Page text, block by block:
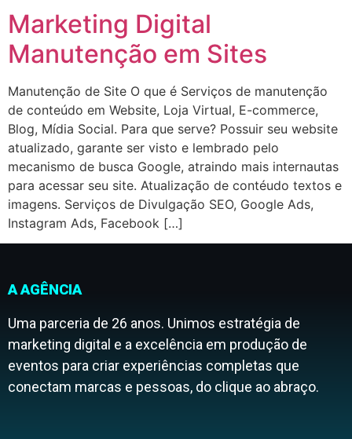
Marketing Digital
Manutenção em Sites
Manutenção de Site O que é Serviços de manutenção
de conteúdo em Website, Loja Virtual, E-commerce,
Blog, Mídia Social. Para que serve? Possuir seu website
atualizado, garante ser visto e lembrado pelo
mecanismo de busca Google, atraindo mais internautas
para acessar seu site. Atualização de contéudo textos e
imagens. Serviços de Divulgação SEO, Google Ads,
Instagram Ads, Facebook […]
A AGÊNCIA
Uma parceria de 26 anos. Unimos estratégia de
marketing digital e a excelência em produção de
eventos para criar experiências completas que
conectam marcas e pessoas, do clique ao abraço.